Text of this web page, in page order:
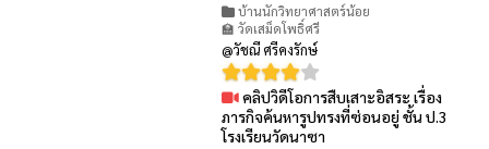
บ้านนักวิทยาศาสตร์น้อย
🏫 วัดเสม็ดโพธิ์ศรี
@วัชณี ศรีคงรักษ์
คลิปวิดีโอการสืบเสาะอิสระ เรื่อง
ภารกิจค้นหารูปทรงที่ซ่อนอยู่ ชั้น ป.3
โรงเรียนวัดนาซา